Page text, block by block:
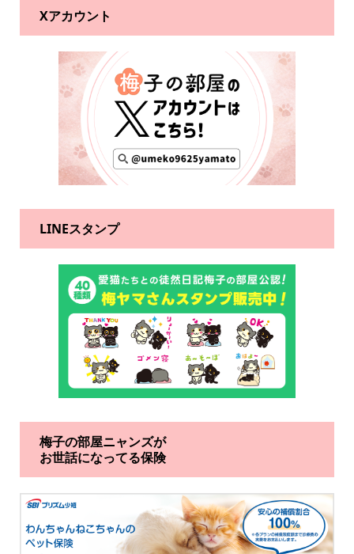
Xアカウント
LINEスタンプ
梅子の部屋ニャンズが
お世話になってる保険